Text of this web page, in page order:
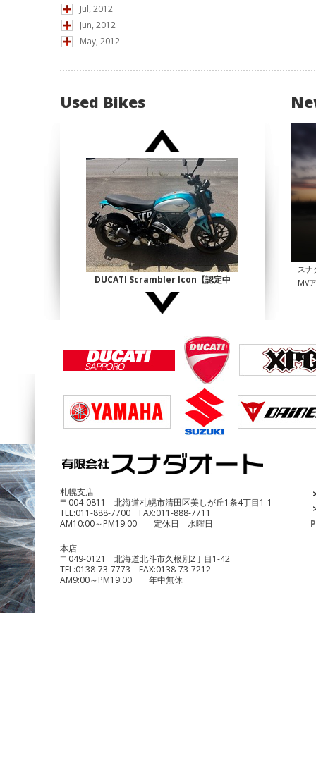
Jul, 2012
Jun, 2012
May, 2012
Used Bikes
DUCATI Scrambler Icon【認定中
古】
¥1,140,000
¥690,000
スナ
MV
札幌支店
〒004-0811 北海道札幌市清田区美しが丘1条4丁目1-1
TEL:011-888-7700 FAX:011-888-7711
AM10:00～PM19:00 定休日 水曜日
本店
〒049-0121 北海道北斗市久根別2丁目1-42
TEL:0138-73-7773 FAX:0138-73-7212
AM9:00～PM19:00 年中無休